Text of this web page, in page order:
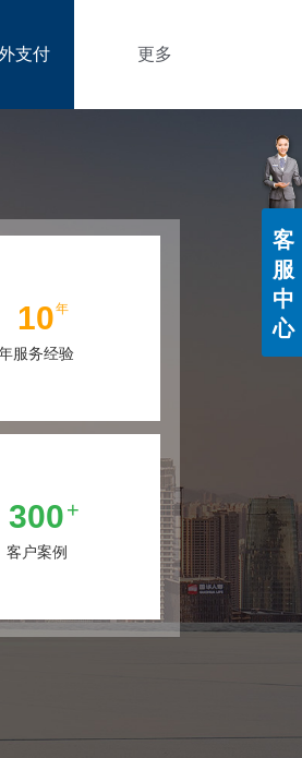
支付 更多
10
服务经验
年
300
客户案例
+
客
服
中
心